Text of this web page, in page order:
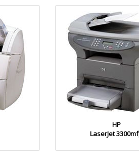
HP
LaserJet